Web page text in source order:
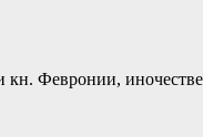
Февронии,